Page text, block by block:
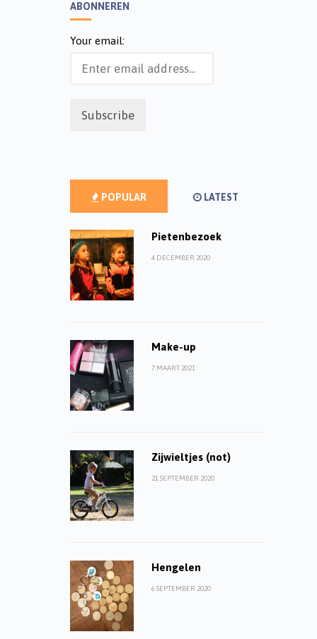
ABONNEREN
Your email:
POPULAR LATEST
Pietenbezoek
4 DECEMBER 2020
Make-up
7 MAART 2021
Zijwieltjes (not)
21 SEPTEMBER 2020
Hengelen
6 SEPTEMBER 2020